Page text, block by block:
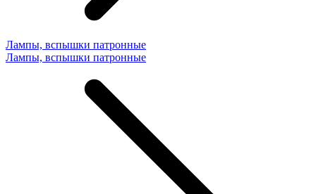
Лампы, вспышки патронные
Лампы, вспышки патронные